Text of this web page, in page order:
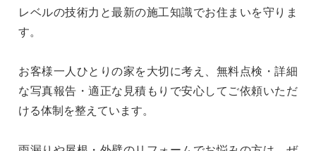
レベルの技術力と最新の施工知識でお住まいを守りま
す。
お客様一人ひとりの家を大切に考え、無料点検・詳細
な写真報告・適正な見積もりで安心してご依頼いただ
ける体制を整えています。